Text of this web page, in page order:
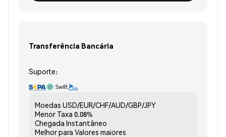
Transferência Bancária
Suporte:
Moedas USD/EUR/CHF/AUD/GBP/JPY
Menor Taxa 0.08%
Chegada Instantâneo
Melhor para Valores maiores